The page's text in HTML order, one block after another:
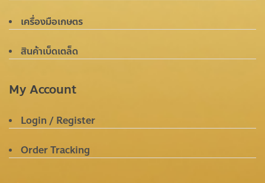
เครื่องมือเกษตร
สินค้าเบ็ดเตล็ด
My Account
Login / Register
Order Tracking